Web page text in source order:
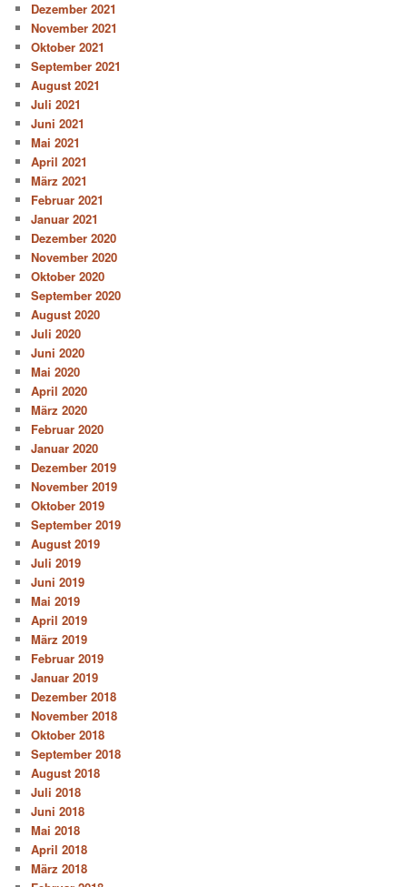
Dezember 2021
November 2021
Oktober 2021
September 2021
August 2021
Juli 2021
Juni 2021
Mai 2021
April 2021
März 2021
Februar 2021
Januar 2021
Dezember 2020
November 2020
Oktober 2020
September 2020
August 2020
Juli 2020
Juni 2020
Mai 2020
April 2020
März 2020
Februar 2020
Januar 2020
Dezember 2019
November 2019
Oktober 2019
September 2019
August 2019
Juli 2019
Juni 2019
Mai 2019
April 2019
März 2019
Februar 2019
Januar 2019
Dezember 2018
November 2018
Oktober 2018
September 2018
August 2018
Juli 2018
Juni 2018
Mai 2018
April 2018
März 2018